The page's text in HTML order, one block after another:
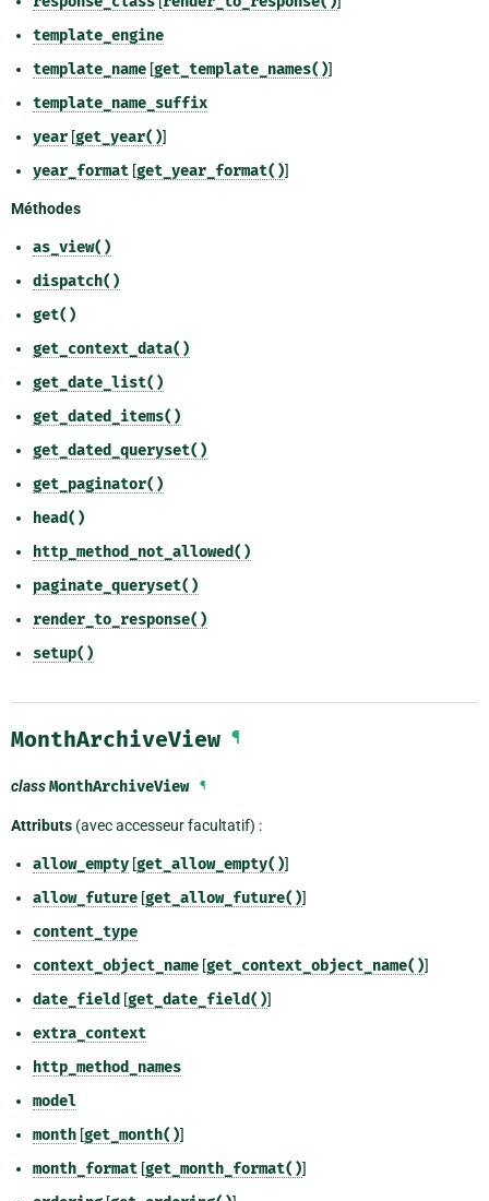
template_engine
template_name [get_template_names()]
template_name_suffix
year [get_year()]
year_format [get_year_format()]
Méthodes
as_view()
dispatch()
get()
get_context_data()
get_date_list()
get_dated_items()
get_dated_queryset()
get_paginator()
head()
http_method_not_allowed()
paginate_queryset()
render_to_response()
setup()
MonthArchiveView ¶
classMonthArchiveView ¶
Attributs (avec accesseur facultatif) :
allow_empty [get_allow_empty()]
allow_future [get_allow_future()]
content_type
context_object_name [get_context_object_name()]
date_field [get_date_field()]
extra_context
http_method_names
model
month [get_month()]
month_format [get_month_format()]